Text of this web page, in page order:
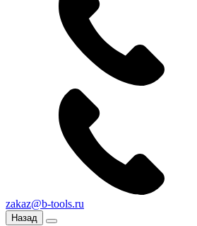
zakaz@b-tools.ru
Назад